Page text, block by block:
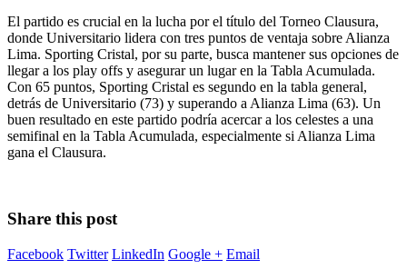
El partido es crucial en la lucha por el título del Torneo Clausura,
donde Universitario lidera con tres puntos de ventaja sobre Alianza
Lima. Sporting Cristal, por su parte, busca mantener sus opciones de
llegar a los play offs y asegurar un lugar en la Tabla Acumulada.
Con 65 puntos, Sporting Cristal es segundo en la tabla general,
detrás de Universitario (73) y superando a Alianza Lima (63). Un
buen resultado en este partido podría acercar a los celestes a una
semifinal en la Tabla Acumulada, especialmente si Alianza Lima
gana el Clausura.
Share this post
Facebook Twitter LinkedIn Google + Email